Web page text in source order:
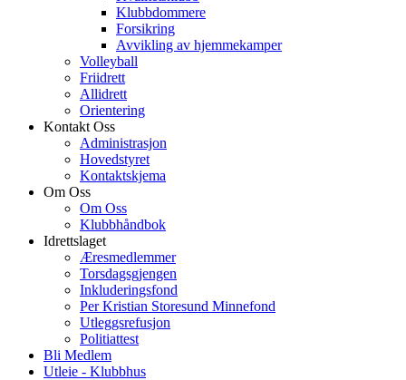
Klubbdommere
Forsikring
Avvikling av hjemmekamper
Volleyball
Friidrett
Allidrett
Orientering
Kontakt Oss
Administrasjon
Hovedstyret
Kontaktskjema
Om Oss
Om Oss
Klubbhåndbok
Idrettslaget
Æresmedlemmer
Torsdagsgjengen
Inkluderingsfond
Per Kristian Storesund Minnefond
Utleggsrefusjon
Politiattest
Bli Medlem
Utleie - Klubbhus